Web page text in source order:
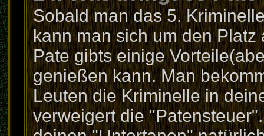
Sobald man das 5.
kann man sich um den
Pate gibts einige
genießen kann. Man
Leuten die Kriminelle in
verweigert die